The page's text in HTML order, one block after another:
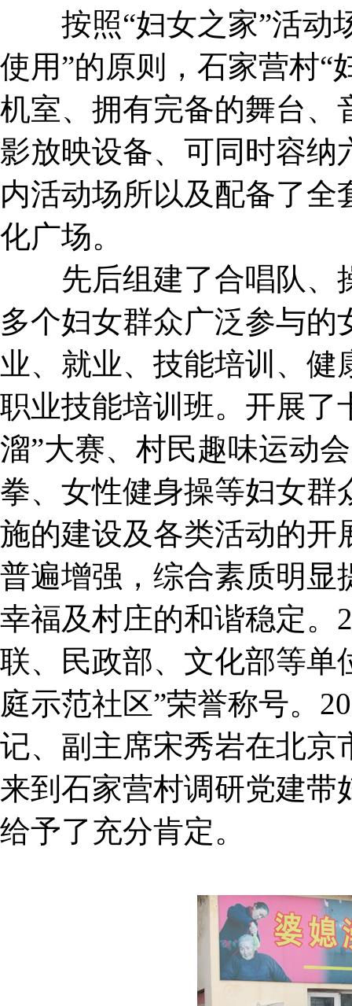
按照“妇女之家”活动
使用”的原则，石家营村“
机室、拥有完备的舞台、
影放映设备、可同时容纳
内活动场所以及配备了
化广场。
先后组建了合唱队、
多个妇女群众广泛参与
业、就业、技能培训、
职业技能培训班。开展了
溜”大赛、村民趣味运动
拳、女性健身操等妇女群
施的建设及各类活动的开
普遍增强，综合素质明显
幸福及村庄的和谐稳定。
联、民政部、文化部等单
庭示范社区”荣誉称号。
记、副主席宋秀岩在北京
来到石家营村调研党建带
给予了充分肯定。